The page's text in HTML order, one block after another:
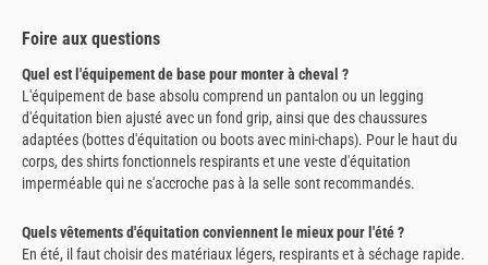
Foire aux questions
Quel est l'équipement de base pour monter à cheval ?
L'équipement de base absolu comprend un pantalon ou un legging
d'équitation bien ajusté avec un fond grip, ainsi que des chaussures
adaptées (bottes d'équitation ou boots avec mini-chaps). Pour le haut du
corps, des shirts fonctionnels respirants et une veste d'équitation
imperméable qui ne s'accroche pas à la selle sont recommandés.
Quels vêtements d'équitation conviennent le mieux pour l'été ?
En été, il faut choisir des matériaux légers, respirants et à séchage rapide.